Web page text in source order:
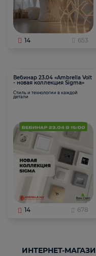
14 653
Вебинар 23.04 «Ambrella Volt
- новая коллекция Sigma»
Стиль и технологии в каждой
детали
14 678
ИНТЕРНЕТ-